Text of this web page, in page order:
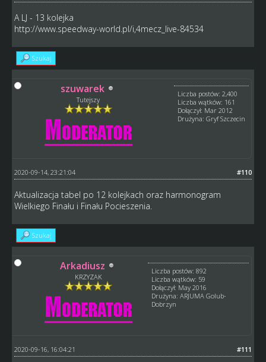
A LJ - 13 kolejka
http://www.speedway-world.pl/i,4mecz_live-84534
Szukaj
szuwarek
Tutejszy
Liczba postów: 2,400
Liczba wątków: 161
Dołączył: Mar 2012
Drużyna: Gryf Szczecin
#110
2020-09-14, 23:21:04
Aktualizacja tabel po 12 kolejkach oraz harmonogram
Wielkiego Finału i Finału Pocieszenia.
Szukaj
Arkadiusz
KRZYZAK
Liczba postów: 892
Liczba wątków: 59
Dołączył: May 2016
Drużyna: ARJUMA Golub-
Dobrzyn
#111
2020-09-16, 16:04:21